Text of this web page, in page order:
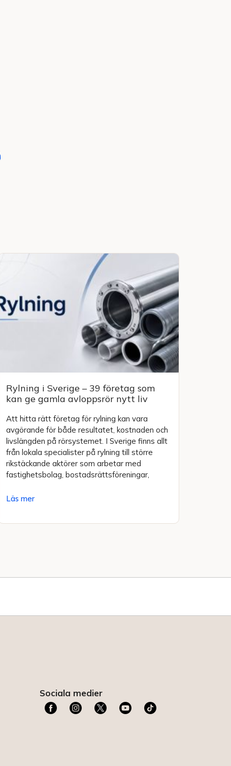
Rylning i Sverige – 39 företag som
kan ge gamla avloppsrör nytt liv
Att hitta rätt företag för rylning kan vara
avgörande för både resultatet, kostnaden och
livslängden på rörsystemet. I Sverige finns allt
från lokala specialister på rylning till större
rikstäckande aktörer som arbetar med
fastighetsbolag, bostadsrättsföreningar,
Läs mer
Sociala medier